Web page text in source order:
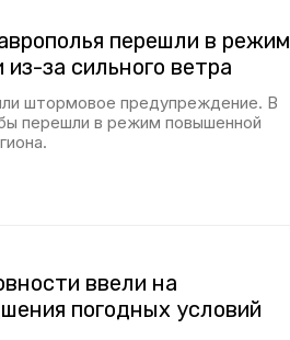
перешли в режим
за сильного ветра
штормовое предупреждение. В
перешли в режим повышенной
ввели на
погодных условий